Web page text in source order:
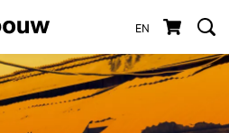
EN